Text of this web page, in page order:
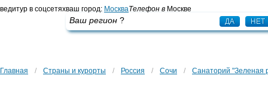
ведитур в соцсетяхваш город: Москва
Ваш регион ? ДА НЕТ
Телефон в Москве
Главная / Страны и курорты / Россия / Сочи / Санаторий "Зеленая